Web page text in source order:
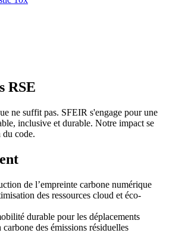
RSE
ne suffit pas. SFEIR s'engage pour une
inclusive et durable. Notre impact se
du code.
de l’empreinte carbone numérique
des ressources cloud et éco-
durable pour les déplacements
des émissions résiduelles